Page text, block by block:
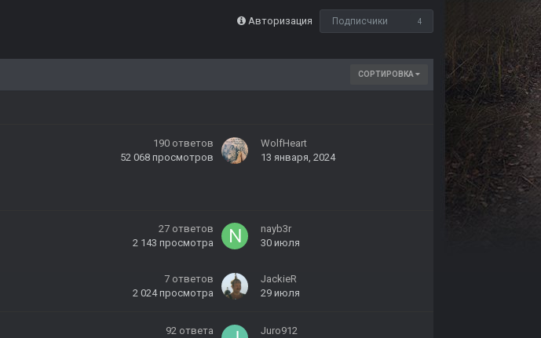
Авторизация Подписчики 4
СОРТИРОВКА
190 ответов
52 068 просмотров
WolfHeart
13 января, 2024
27 ответов
2 143 просмотра
nayb3r
30 июля
7 ответов
2 024 просмотра
JackieR
29 июля
92 ответа
Juro912